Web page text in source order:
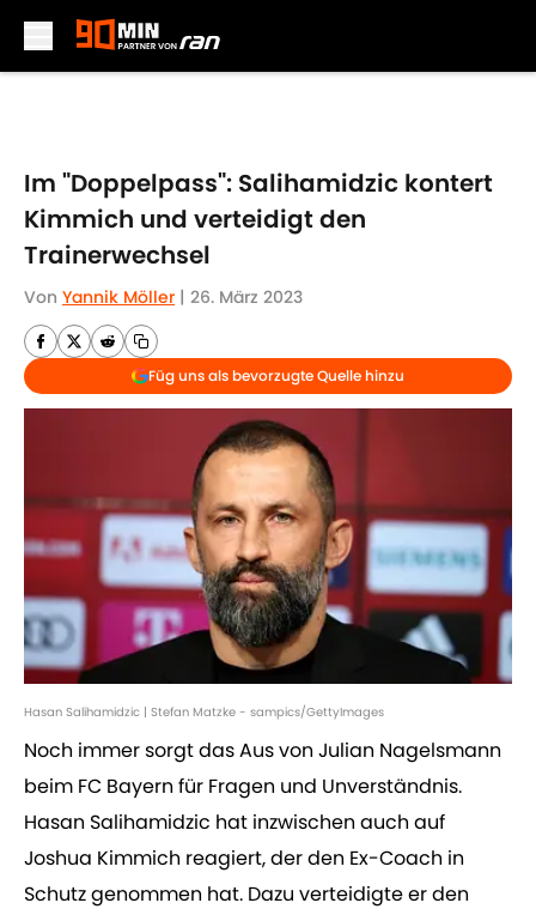
Im "Doppelpass": Salihamidzic kontert
Kimmich und verteidigt den
Trainerwechsel
Von Yannik Möller | 26. März 2023
Füg uns als bevorzugte Quelle hinzu
Hasan Salihamidzic | Stefan Matzke - sampics/GettyImages
Noch immer sorgt das Aus von Julian Nagelsmann
beim FC Bayern für Fragen und Unverständnis.
Hasan Salihamidzic hat inzwischen auch auf
Joshua Kimmich reagiert, der den Ex-Coach in
Schutz genommen hat. Dazu verteidigte er den